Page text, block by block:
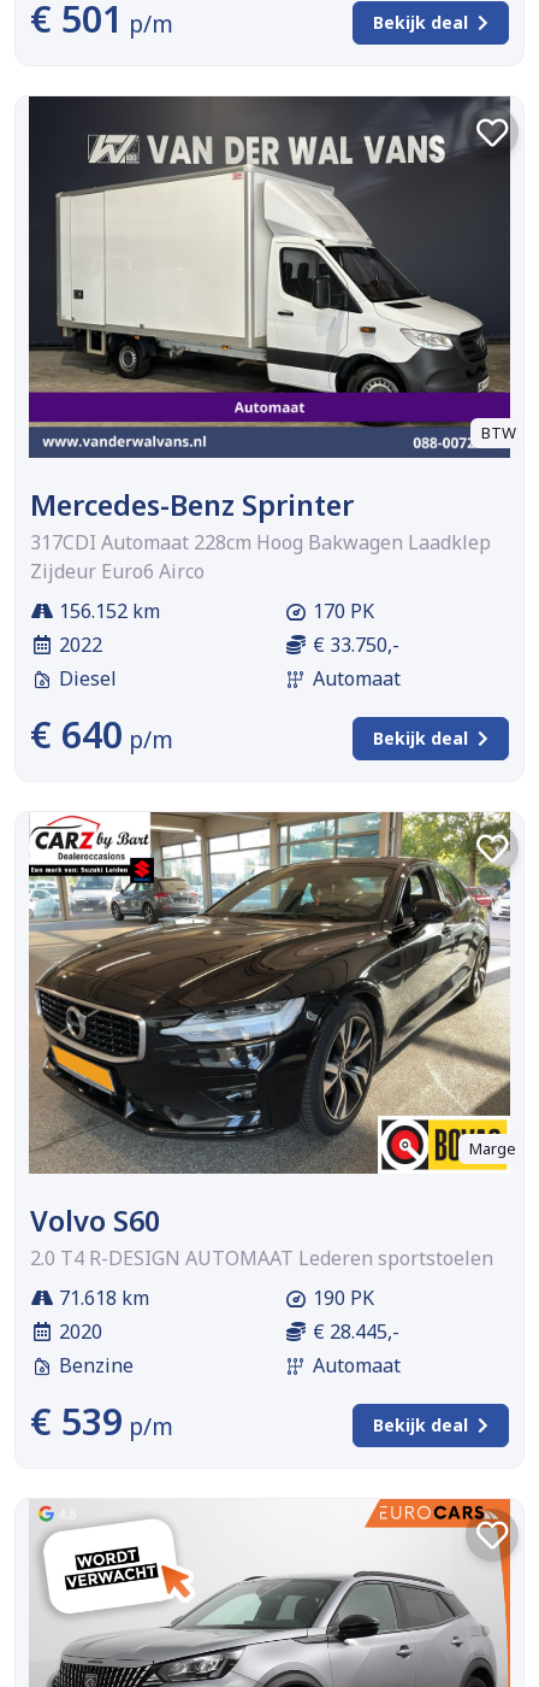
€ 501 p/m Bekijk deal
BTW
Mercedes-Benz Sprinter
317CDI Automaat 228cm Hoog Bakwagen Laadklep
Zijdeur Euro6 Airco
156.152 km
2022
Diesel
170 PK
€ 33.750,-
Automaat
€ 640 p/m Bekijk deal
Marge
Volvo S60
2.0 T4 R-DESIGN AUTOMAAT Lederen sportstoelen
71.618 km
2020
Benzine
190 PK
€ 28.445,-
Automaat
€ 539 p/m Bekijk deal